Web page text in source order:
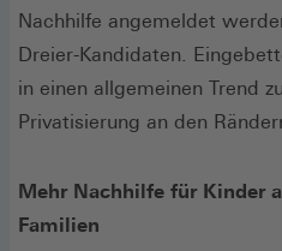
Nachhilfe angemeldet
Dreier-Kandidaten.
in einen allgemeinen Trend
Privatisierung an den
Mehr Nachhilfe für Kinder
Familien